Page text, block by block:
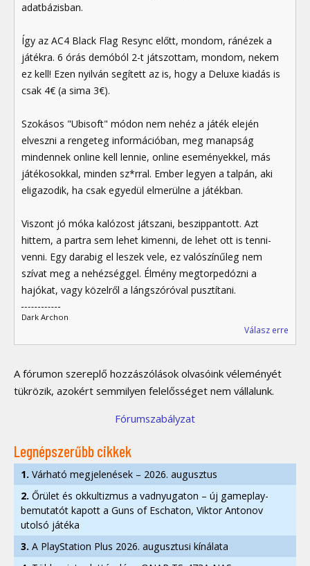
adatbázisban.
Így az AC4 Black Flag Resync előtt, mondom, ránézek a
játékra. 6 órás demóból 2-t játszottam, mondom, nekem
ez kell! Ezen nyilván segített az is, hogy a Deluxe kiadás is
csak 4€ (a sima 3€).
Szokásos "Ubisoft" módon nem nehéz a játék elején
elveszni a rengeteg információban, meg manapság
mindennek online kell lennie, online eseményekkel, más
játékosokkal, minden sz*rral. Ember legyen a talpán, aki
eligazodik, ha csak egyedül elmerülne a játékban.
Viszont jó móka kalózost játszani, beszippantott. Azt
hittem, a partra sem lehet kimenni, de lehet ott is tenni-
venni. Egy darabig el leszek vele, ez valószínűleg nem
szívat meg a nehézséggel. Élmény megtorpedózni a
hajókat, vagy közelről a lángszóróval pusztítani.
Dark Archon
Válasz erre
A fórumon szereplő hozzászólások olvasóink véleményét
tükrözik, azokért semmilyen felelősséget nem vállalunk.
Fórumszabályzat
Legnépszerűbb cikkek
1. Várható megjelenések – 2026. augusztus
2. Őrület és okkultizmus a vadnyugaton – új gameplay-
bemutatót kapott a Guns of Eschaton, Viktor Antonov
utolsó játéka
3. A PlayStation Plus 2026. augusztusi kínálata